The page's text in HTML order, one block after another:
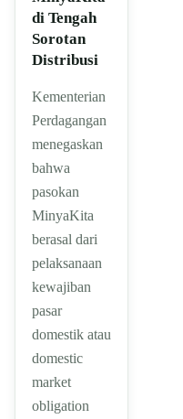
di Tengah
Sorotan
Distribusi
Kementerian
Perdagangan
menegaskan
bahwa
pasokan
MinyaKita
berasal dari
pelaksanaan
kewajiban
pasar
domestik atau
domestic
market
obligation